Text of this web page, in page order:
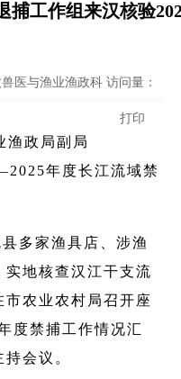
捕工作组来汉核验
医与渔业渔政科 访问量：
打印
渔政局副局
年度长江流域禁
多家渔具店、涉渔
地核查汉江干支流
农业农村局召开座
度禁捕工作情况汇
会议。